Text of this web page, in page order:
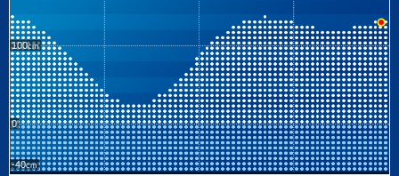
100
0
-40